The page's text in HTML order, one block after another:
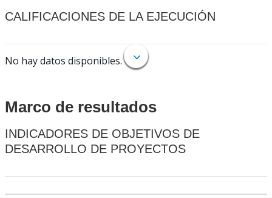
CALIFICACIONES DE LA EJECUCIÓN
No hay datos disponibles.
Marco de resultados
INDICADORES DE OBJETIVOS DE
DESARROLLO DE PROYECTOS